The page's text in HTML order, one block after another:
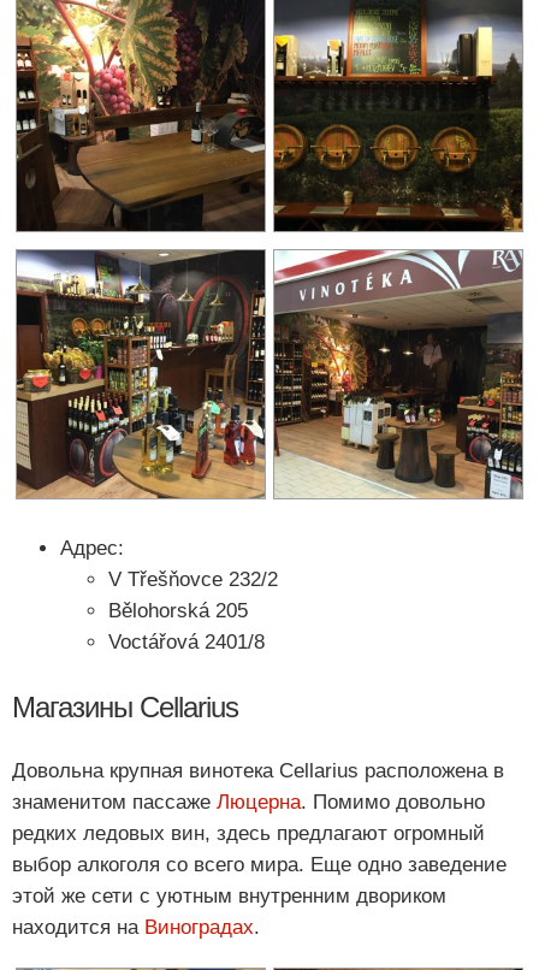
Адрес:
V Třešňovce 232/2
Bělohorská 205
Voctářová 2401/8
Магазины Сellarius
Довольна крупная винотека Сellarius расположена в
знаменитом пассаже Люцерна. Помимо довольно
редких ледовых вин, здесь предлагают огромный
выбор алкоголя со всего мира. Еще одно заведение
этой же сети с уютным внутренним двориком
находится на Виноградах.